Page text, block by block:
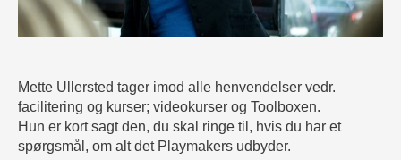
Mette Ullersted tager imod alle henvendelser vedr.
facilitering og kurser; videokurser og Toolboxen.
Hun er kort sagt den, du skal ringe til, hvis du har et
spørgsmål, om alt det Playmakers udbyder.